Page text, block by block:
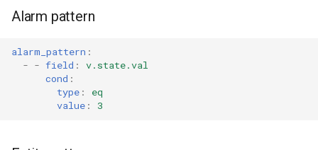
Alarm pattern
alarm_pattern :
- - field :
v.state.val
cond :
type :
eq
value : 3